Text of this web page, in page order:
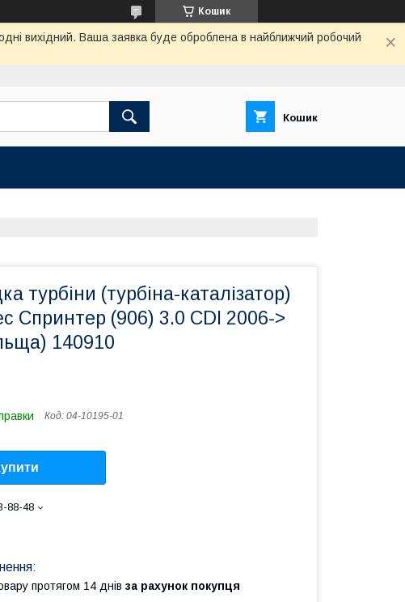
Кошик
вихідний. Ваша заявка буде оброблена в найближчий робочий
Кошик
турбіни (турбіна-каталізатор)
Спринтер (906) 3.0 CDI 2006->
140910
Код: 04-10195-01
88-48
протягом 14 днів за рахунок покупця